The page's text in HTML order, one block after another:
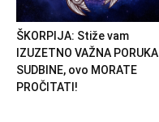
ŠKORPIJA: Stiže vam
IZUZETNO VAŽNA PORUKA
SUDBINE, ovo MORATE
PROČITATI!